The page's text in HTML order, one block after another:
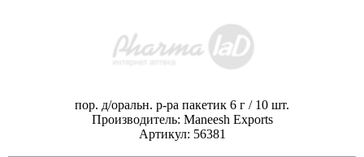
пор. д/оральн. р-ра пакетик 6 г / 10 шт.
Производитель: Maneesh Exports
Артикул: 56381